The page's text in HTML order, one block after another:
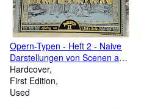
Opern-Typen - Heft 2 - Naive
Darstellungen von Scenen aus
den beliebtesten Opern, mit
dem Pinsel gezeichnet . Die
Costüme sind, soweit es die
Hardcover
First Edition
Used